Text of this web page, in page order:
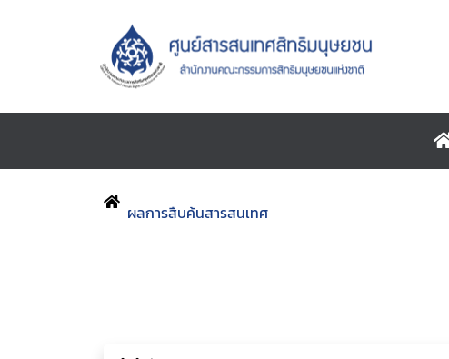
ผลการสืบค้นสารสนเทศ